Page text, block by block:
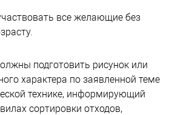
все желающие без
подготовить рисунок или
характера по заявленной теме
технике, информирующий
сортировки отходов,